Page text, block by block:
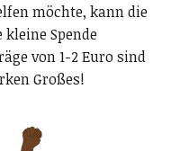
möchte, kann die
Spende
von 1-2 Euro sind
Großes!